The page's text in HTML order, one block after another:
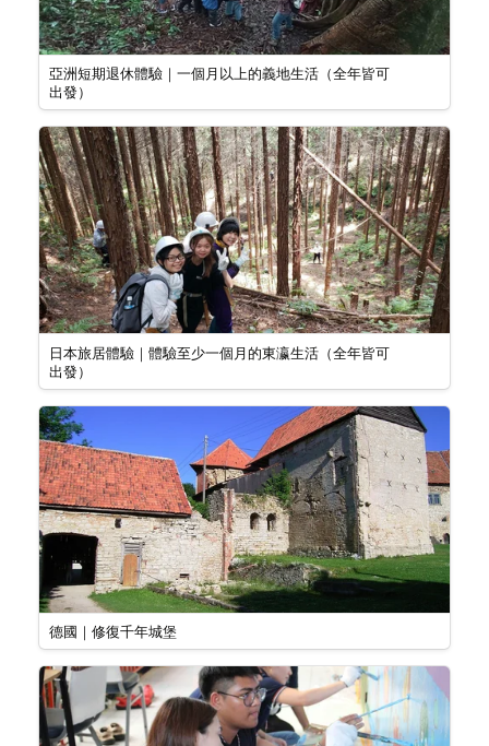
亞洲短期退休體驗｜一個月以上的義地生活（全年皆可
出發）
日本旅居體驗｜體驗至少一個月的東瀛生活（全年皆可
出發）
德國｜修復千年城堡